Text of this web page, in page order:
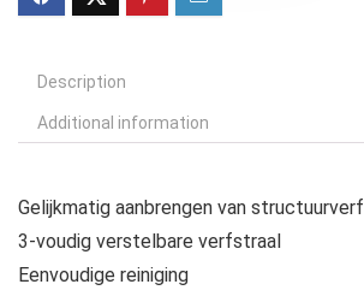
Description
Additional information
Gelijkmatig aanbrengen van structuurverf
3-voudig verstelbare verfstraal
Eenvoudige reiniging